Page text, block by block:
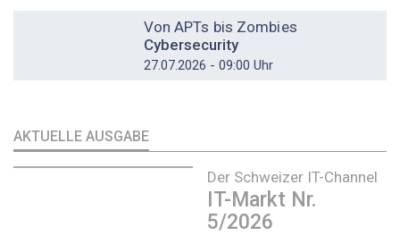
Von APTs bis Zombies
Cybersecurity
27.07.2026 - 09:00 Uhr
AKTUELLE AUSGABE
Der Schweizer IT-Channel
IT-Markt Nr.
5/2026